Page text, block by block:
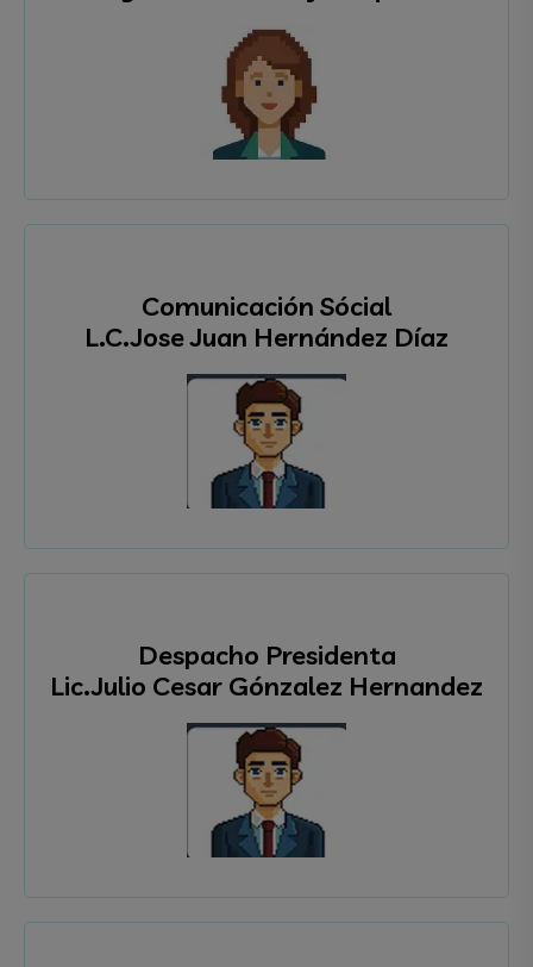
Comunicación Sócial
L.C.Jose Juan Hernández Díaz
Despacho Presidenta
Lic.Julio Cesar Gónzalez Hernandez